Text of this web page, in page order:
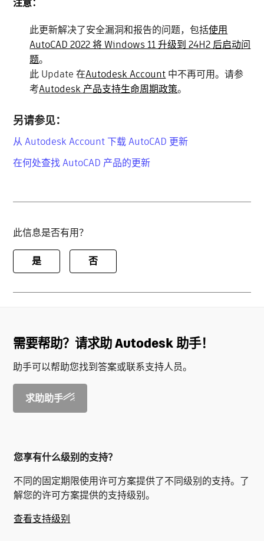
此更新解决了安全漏洞和报告的问题，包括使用
AutoCAD 2022 将 Windows 11 升级到 24H2 后启动问
题。
此 Update 在Autodesk Account 中不再可用。请参
考Autodesk 产品支持生命周期政策。
另请参见：
从 Autodesk Account 下载 AutoCAD 更新
在何处查找 AutoCAD 产品的更新
此信息是否有用？
是 否
需要帮助？请求助 Autodesk 助手！
助手可以帮助您找到答案或联系支持人员。
求助助手
您享有什么级别的支持？
不同的固定期限使用许可方案提供了不同级别的支持。了
解您的许可方案提供的支持级别。
查看支持级别